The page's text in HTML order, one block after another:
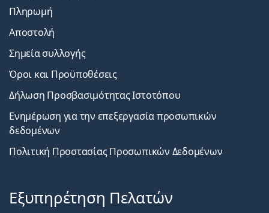
Πληρωμή
Αποστολή
Σημεία συλλογής
Όροι και Προϋποθέσεις
Δήλωση Προσβασιμότητας Ιστοτόπου
Ενημέρωση για την επεξεργασία προσωπικών
δεδομένων
Πολιτική Προστασίας Προσωπικών Δεδομένων
Εξυπηρέτηση Πελατών